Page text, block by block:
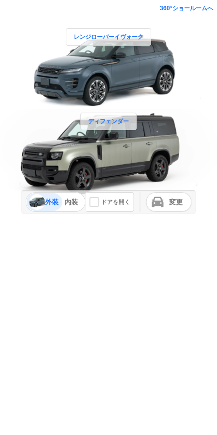
360°ショールームへ
レンジローバーイヴォーク
ディフェンダー
外装 内装 ドアを開く 変更